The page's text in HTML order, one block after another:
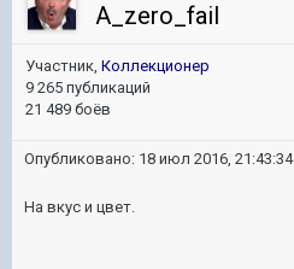
A_zero_fail
Участник, Коллекционер
9 265 публикаций
21 489 боёв
Опубликовано: 18 июл 2016, 21:43:34
На вкус и цвет.